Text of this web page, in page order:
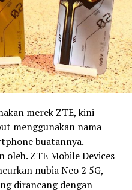
merek ZTE, kini
menggunakan nama
buatannya.
oleh. ZTE Mobile Devices
nubia Neo 2 5G,
dirancang dengan